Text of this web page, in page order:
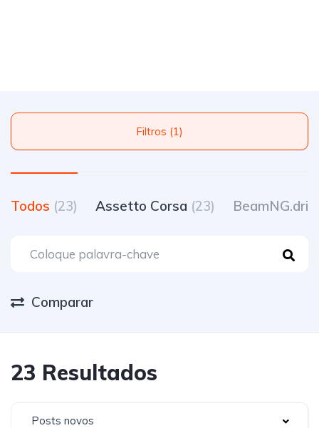
Filtros (1)
Todos (23) Assetto Corsa (23)
Comparar
23 Resultados
Posts novos